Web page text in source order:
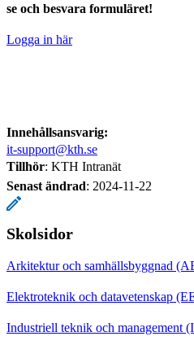
se och besvara formuläret!
Logga in här
Innehållsansvarig:
it-support@kth.se
Tillhör: KTH Intranät
Senast ändrad: 2024-11-22
Skolsidor
Arkitektur och samhällsbyggnad
Elektroteknik och datavetenskap
Industriell teknik och management